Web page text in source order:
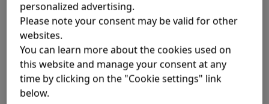
Sur cette page, vous
trouverez de l’information
sur ce qui suit :
personalized advertising.
Please note your consent may be valid for other
websites.
You can learn more about the cookies used on
this website and manage your consent at any
time by clicking on the "Cookie settings" link
below.